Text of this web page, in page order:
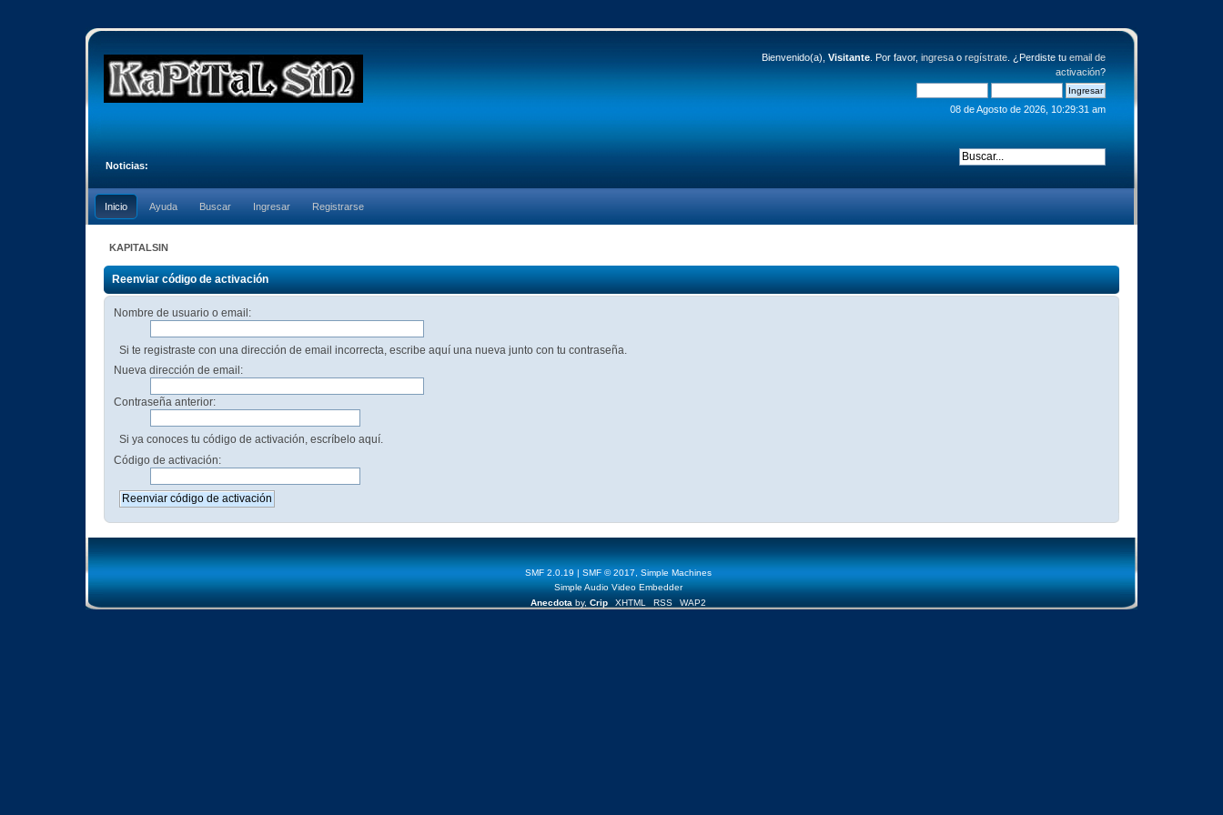
Bienvenido(a), Visitante. Por favor, ingresao regístrate. ¿Perdiste tu email de
activación?
08 de Agosto de 2026, 10:29:31 am
Noticias:
Inicio Ayuda Buscar Ingresar Registrarse
KAPITALSIN
Reenviar código de activación
Nombre de usuario o email:
Si te registraste con una dirección de email incorrecta, escribe aquí una nueva junto con tu contraseña.
Nueva dirección de email:
Contraseña anterior:
Si ya conoces tu código de activación, escríbelo aquí.
Código de activación:
SMF 2.0.19 | SMF © 2017, Simple Machines
Simple Audio Video Embedder
Anecdota by, Crip XHTML RSS WAP2